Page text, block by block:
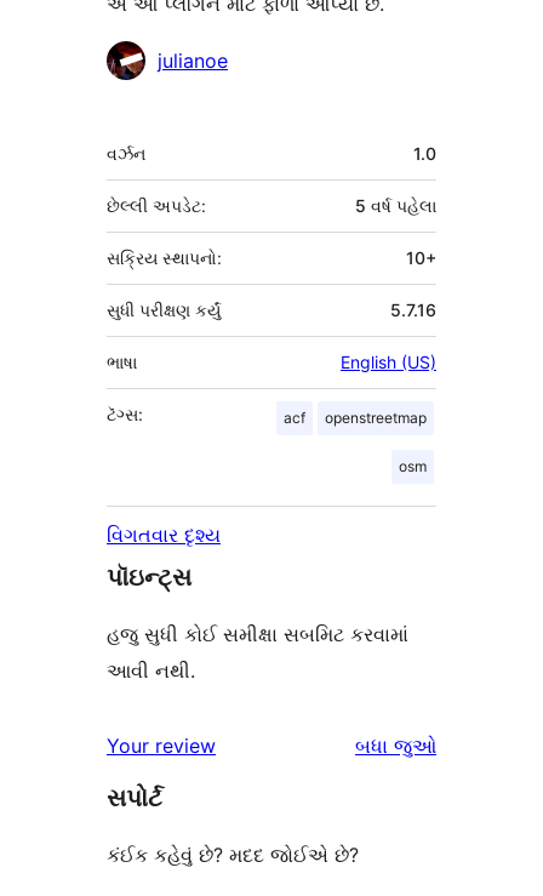
ફાળો
julianoe
મેટા
વર્ઝન 1.0
છેલ્લી અપડેટ: 5 વર્ષપહેલા
સક્રિય સ્થાપનો: 10+
5.7.16
સુધી પરીક્ષણ કર્યું
ભાષા English (US)
ટૅગ્સ: acf openstreetmap
osm
વિગતવાર દૃશ્ય
પૉઇન્ટ્સ
હજુ સુધી કોઈ સમીક્ષા સબમિટ કરવામાં
આવી નથી.
Your review બધા સમીક્ષાઓ
જુઓ
સપોર્ટ
કંઈક કહેવું છે? મદદ જોઈએ છે?